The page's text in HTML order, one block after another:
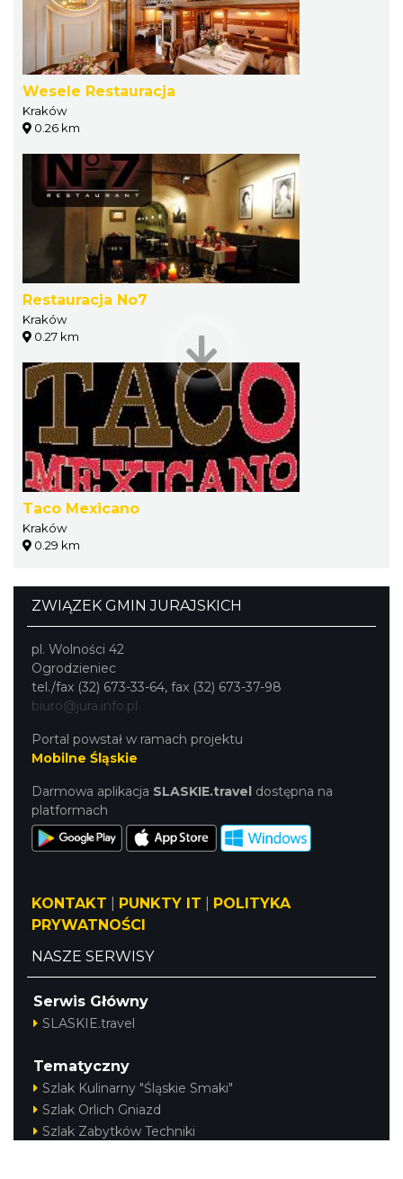
Wesele Restauracja
Kraków
0.26 km
Restauracja No7
Kraków
0.27 km
Taco Mexicano
Kraków
0.29 km
ZWIĄZEK GMIN JURAJSKICH
pl. Wolności 42
Ogrodzieniec
tel./fax (32) 673-33-64, fax (32) 673-37-98
biuro@jura.info.pl
Portal powstał w ramach projektu
Mobilne Śląskie
Darmowa aplikacja SLASKIE.travel dostępna na
platformach
KONTAKT PUNKTY IT
POLITYKA
PRYWATNOŚCI
NASZE SERWISY
Serwis Główny
SLASKIE.travel
Tematyczny
Szlak Kulinarny "Śląskie Smaki"
Szlak Orlich Gniazd
Szlak Zabytków Techniki